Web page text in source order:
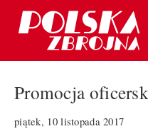
Promocja
piątek, 10 listopada 2017